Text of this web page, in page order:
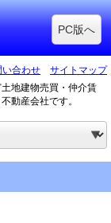
PC版へ
い合わせ
サイトマップ
地建物売買・仲介賃
動産会社です。